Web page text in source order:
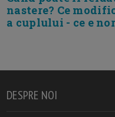
nastere? Ce
a cuplului - ce e
DESPRE NOI